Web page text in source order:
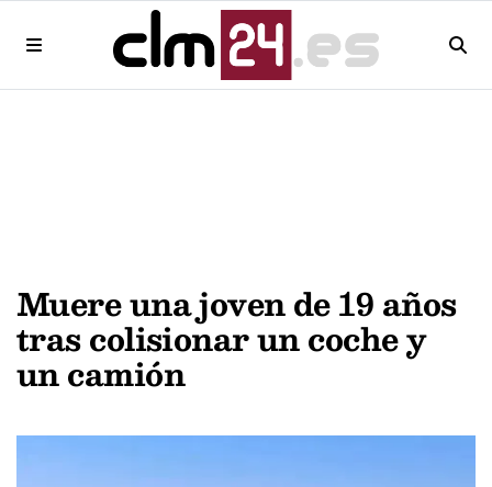
Muere una joven de 19 años
tras colisionar un coche y
un camión